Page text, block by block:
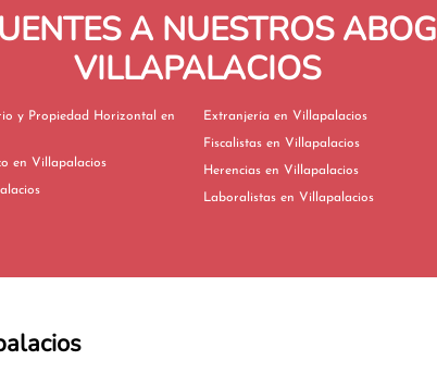
A NUESTROS
VILLAPALACIOS
y Propiedad Horizontal en
Derecho Urbanístico en Villapalacios
Extranjería en Villapalacios
Fiscalistas en Villapalacios
Herencias en Villapalacios
Laboralistas en Villapalacios